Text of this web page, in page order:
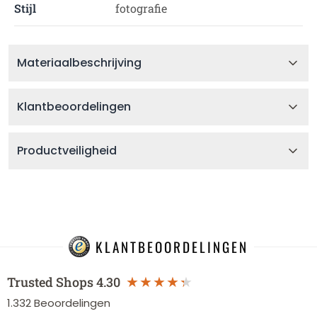
Stijl fotografie
Materiaalbeschrijving
Klantbeoordelingen
Productveiligheid
KLANTBEOORDELINGEN
Trusted Shops4.30
1.332Beoordelingen